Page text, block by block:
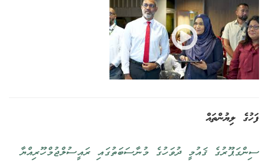
ފަހުގެ ލިޔުންތައް
ސިންގަޕޫރުގެ ޤައުމީ ދުވަހުގެ މުނާސަބަތުގައި ރައީސުލްޖުމްހޫރިއްޔާ